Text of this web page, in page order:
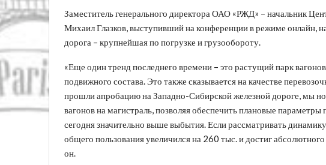
Заместитель генерального директора ОАО «РЖД» – начальник
Михаил Глазков, выступивший на конференции в режиме онлайн,
дорога – крупнейшая по погрузке и грузообороту.
«Еще один тренд последнего времени – это растущий парк
подвижного состава. Это также сказывается на качестве
прошли апробацию на Западно-Сибирской железной дороге, мы
вагонов на магистраль, позволяя обеспечить плановые параметры
сегодня значительно выше выбытия. Если рассматривать
общего пользования увеличился на 260 тыс. и достиг
он.